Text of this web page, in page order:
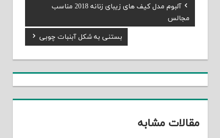
راهبری
Previous
Post:
آلبوم مدل کیف های زیبای زنانه 2018 مناسب
مجالس
Next
Post:
بستنی به شکل آبنبات چوبی
مقالات مشابه